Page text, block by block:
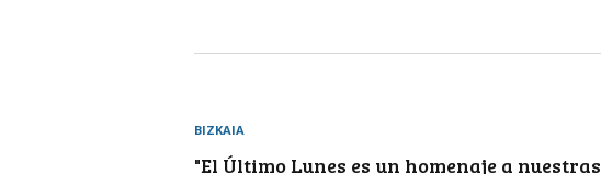
BIZKAIA
"El Último Lunes es un homenaje a nuestras